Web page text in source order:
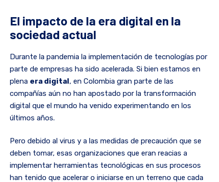
El impacto de la era digital en la
sociedad actual
Durante la pandemia la implementación de tecnologías por
parte de empresas ha sido acelerada. Si bien estamos en
plena era digital, en Colombia gran parte de las
compañías aún no han apostado por la transformación
digital que el mundo ha venido experimentando en los
últimos años.
Pero debido al virus y a las medidas de precaución que se
deben tomar, esas organizaciones que eran reacias a
implementar herramientas tecnológicas en sus procesos
han tenido que acelerar o iniciarse en un terreno que cada